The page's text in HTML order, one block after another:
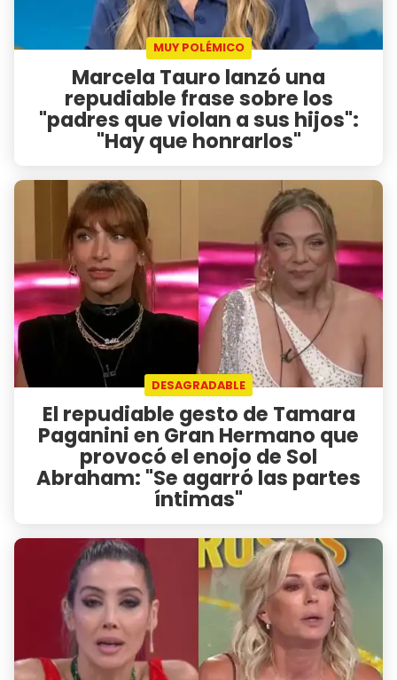
MUY POLÉMICO
Marcela Tauro lanzó una
repudiable frase sobre los
"padres que violan a sus hijos":
"Hay que honrarlos"
DESAGRADABLE
El repudiable gesto de Tamara
Paganini en Gran Hermano que
provocó el enojo de Sol
Abraham: "Se agarró las partes
íntimas"